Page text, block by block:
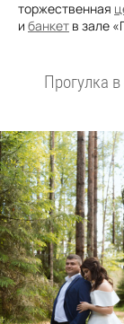
торжественная
и банкет в зале
Прогулка